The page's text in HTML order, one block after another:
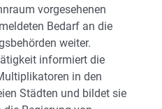
vorgesehenen
Bedarf an die
weiter.
informiert die
in den
Städten und bildet sie